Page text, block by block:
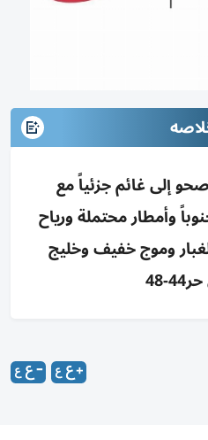
إلى غائم جزئياً مع
وأمطار محتملة ورياح
وموج خفيف وخليج
48